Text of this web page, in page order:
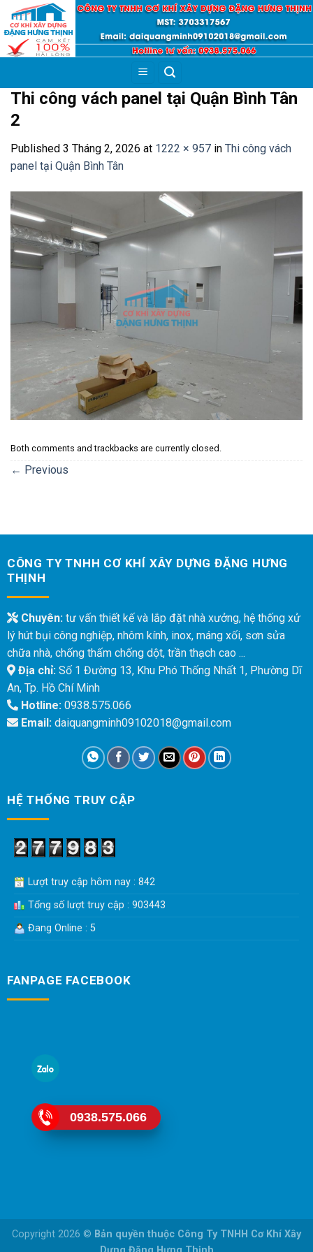
Skip
content
Thi công vách panel tại Quận Bình Tân
2
Published 3 Tháng 2, 2026 at 1222 × 957 in Thi công vách
panel tại Quận Bình Tân
Both comments and trackbacks are currently closed.
← Previous
CÔNG TY TNHH CƠ KHÍ XÂY DỰNG ĐẶNG HƯNG
THỊNH
Chuyên:tư vấn thiết kế và lắp đặt nhà xưởng, hệ thống xử
lý hút bụi công nghiệp, nhôm kính, inox, máng xối, sơn sửa
chữa nhà, chống thấm chống dột, trần thạch cao ...
Địa chỉ:Số 1 Đường 13, Khu Phó Thống Nhất 1, Phường Dĩ
An, Tp. Hồ Chí Minh
Hotline:0938.575.066
Email:daiquangminh09102018@gmail.com
HỆ THỐNG TRUY CẬP
Lượt truy cập hôm nay : 842
Tổng số lượt truy cập : 903443
Đang Online : 5
FANPAGE FACEBOOK
Copyright 2026 © Bản quyền thuộc Công Ty TNHH Cơ Khí Xây
0938.575.066